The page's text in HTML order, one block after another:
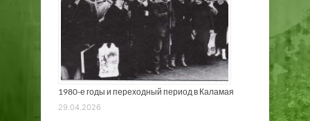
1980-е годы и переходный период в Каламая
29.04.2026